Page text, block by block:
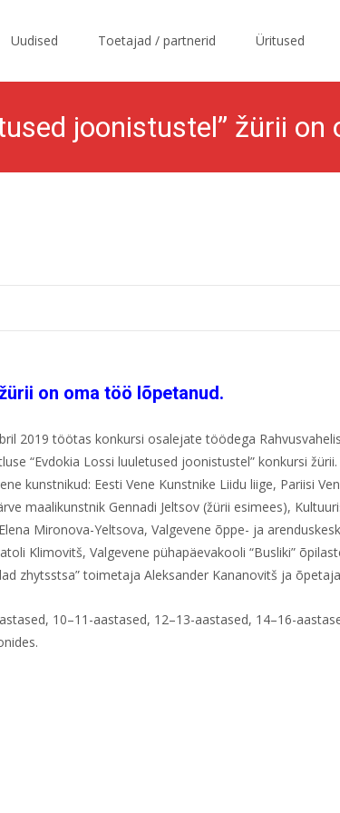
Uudised Toetajad / partnerid Üritused
joonistustel” žürii
on oma töö lõpetanud.
2019 töötas konkursi osalejate töödega
“Evdokia Lossi luuletused joonistustel” konkursi
kunstnikud: Eesti Vene Kunstnike Liidu liige, Pariisi
maalikunstnik Gennadi Jeltsov (žürii esimees),
Mironova-Yeltsova, Valgevene õppe- ja
Klimovitš, Valgevene pühapäevakooli “Busliki”
zhytsstsa” toimetaja Aleksander Kananovitš ja
10–11-aastased, 12–13-aastased, 14–16-